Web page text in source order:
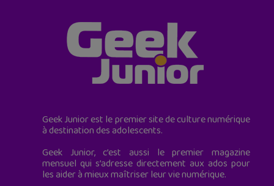
Geek Junior est le premier site de culture numérique
à destination des adolescents.
Geek Junior, c’est aussi le premier magazine
mensuel qui s’adresse directement aux ados pour
les aider à mieux maîtriser leur vie numérique.